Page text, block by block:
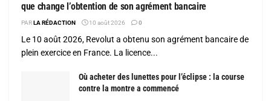
que change l’obtention de son agrément bancaire
PARLA RÉDACTION 10 août 2026 0
Le 10 août 2026, Revolut a obtenu son agrément bancaire de
plein exercice en France. La licence...
Où acheter des lunettes pour l’éclipse : la course
contre la montre a commencé